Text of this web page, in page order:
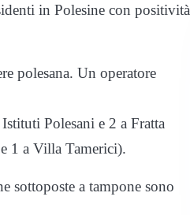
in Polesine con positività
polesana. Un operatore
Polesani e 2 a Fratta
1 a Villa Tamerici).
sottoposte a tampone sono